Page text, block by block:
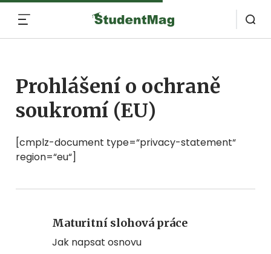
Prohlášení o ochraně
soukromí (EU)
[cmplz-document type=“privacy-statement“
region=“eu“]
Maturitní slohová práce
Jak napsat osnovu